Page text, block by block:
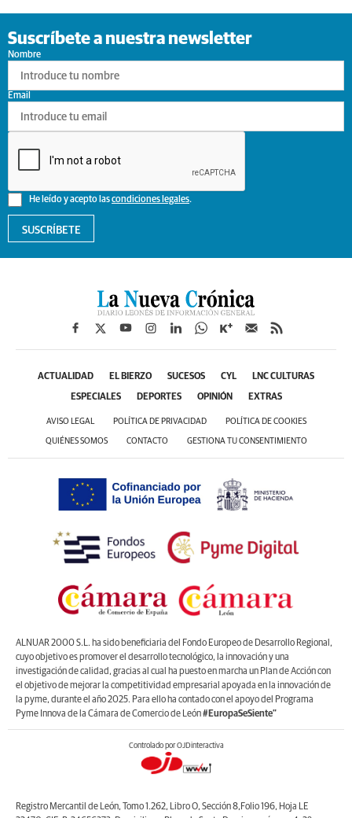
Suscríbete a nuestra newsletter
Nombre
He leído y acepto lascondiciones legales.
Email
SUSCRÍBETE
ACTUALIDAD EL BIERZO SUCESOS CYL LNC CULTURAS
ESPECIALES DEPORTES OPINIÓN EXTRAS
AVISO LEGAL POLÍTICA DE PRIVACIDAD POLÍTICA DE COOKIES
QUIÉNES SOMOS CONTACTO GESTIONA TU CONSENTIMIENTO
ALNUAR 2000 S.L. ha sido beneficiaria del Fondo Europeo de Desarrollo Regional,
cuyo objetivo es promover el desarrollo tecnológico, la innovación y una
investigación de calidad, gracias al cual ha puesto en marcha un Plan de Acción con
el objetivo de mejorar la competitividad empresarial apoyada en la innovación de
la pyme, durante el año 2025. Para ello ha contado con el apoyo del Programa
Pyme Innova de la Cámara de Comercio de León#EuropaSeSiente”
Controlado por OJDinteractiva
Registro Mercantil de León, Tomo 1.262, Libro O, Sección 8,Folio 196, Hoja LE